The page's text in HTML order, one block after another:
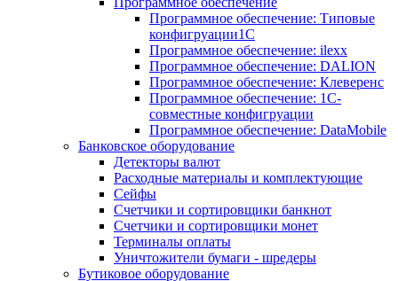
Программное обеспечение: Типовые
конфигруации1С
Программное обеспечение: ilexx
Программное обеспечение: DALION
Программное обеспечение: Клеверенс
Программное обеспечение: 1С-
совместные конфигруации
Программное обеспечение: DataMobile
Банковское оборудование
Детекторы валют
Расходные материалы и комплектующие
Сейфы
Счетчики и сортировщики банкнот
Счетчики и сортировщики монет
Терминалы оплаты
Уничтожители бумаги - шредеры
Бутиковое оборудование